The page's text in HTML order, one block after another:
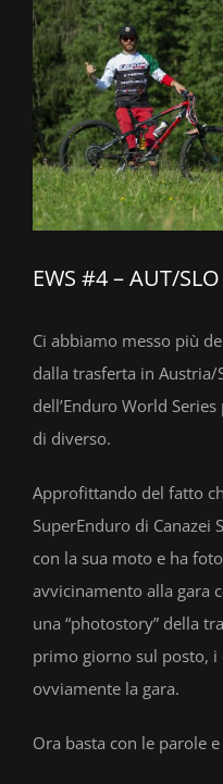
EWS #4 – AUT/SLO
Ci abbiamo messo più
dalla trasferta in
dell’Enduro World
di diverso.
Approfittando del fatto
SuperEnduro di Canazei
con la sua moto e ha
avvicinamento alla gara
una “photostory” della
primo giorno sul posto,
ovviamente la gara.
Ora basta con le parole